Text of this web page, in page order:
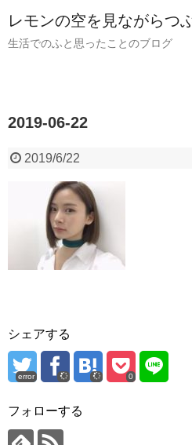
レモンの空を見ながらつ
生活でのふと思ったことのブログ
2019-06-22
2019/6/22
シェアする
error 0
フォローする